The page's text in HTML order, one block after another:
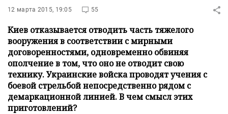
12 марта 2015, 19:05 55
Киев отказывается отводить часть тяжелого
вооружения в соответствии с мирными
договоренностями, одновременно обвиняя
ополчение в том, что оно не отводит свою
технику. Украинские войска проводят учения с
боевой стрельбой непосредственно рядом с
демаркационной линией. В чем смысл этих
приготовлений?